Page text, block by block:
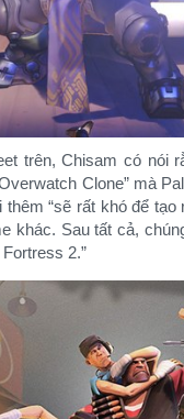
trên, Chisam có nói
Clone” mà
“sẽ rất khó để
khác. Sau tất cả,
2.”​